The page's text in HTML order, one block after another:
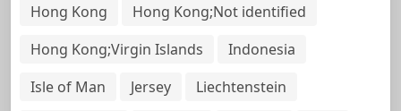
Hong Kong
Hong Kong;Not identified
Hong Kong;Virgin Islands
Indonesia
Isle of Man
Jersey
Liechtenstein